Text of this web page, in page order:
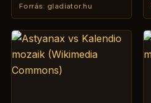
Forrás: gladiator.hu